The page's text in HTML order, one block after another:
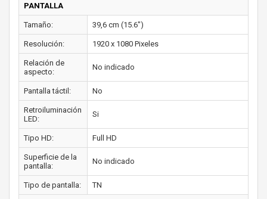
PANTALLA
Tamaño: 39,6 cm (15.6")
Resolución: 1920 x 1080 Pixeles
Relación de
aspecto:
No indicado
Pantalla táctil: No
Retroiluminación
LED:
Si
Tipo HD: Full HD
Superficie de la
pantalla:
No indicado
Tipo de pantalla: TN